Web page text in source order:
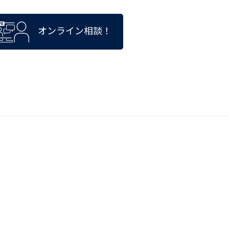
オンライン相談！